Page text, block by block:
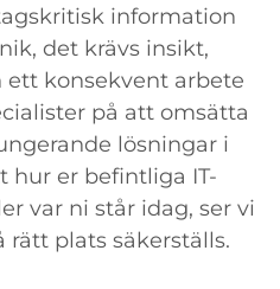
information
det krävs insikt,
ett konsekvent arbete
på att omsätta
lösningar i
hur er befintliga IT-
var ni står idag, ser vi
plats säkerställs.